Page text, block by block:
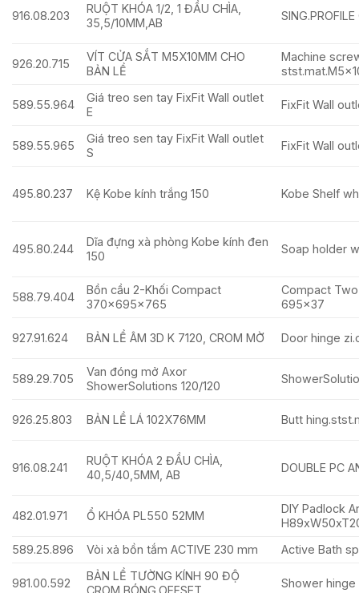
916.08.203
RUỘT KHÓA 1/2, 1 ĐẦU CHÌA,
35,5/10MM,AB
926.20.715
VÍT CỬA SẮT M5X10MM CHO
BẢN LỀ
Machine
589.55.964
Giá treo sen tay FixFit Wall outlet
E
FixFit Wall
589.55.965
Giá treo sen tay FixFit Wall outlet
S
FixFit Wall
495.80.237 Kệ Kobe kính trắng 150 Kobe Shelf
495.80.244
Dĩa đựng xà phòng Kobe kính đen
150
Soap holder
588.79.404
Bồn cầu 2-Khối Compact
370x695x765
Compact
695×37
927.91.624 BẢN LỀ ÂM 3D K 7120, CROM MỜ Door hinge
589.29.705
Van đóng mở Axor
ShowerSolutions 120/120
926.25.803 BẢN LỀ LÁ 102X76MM Butt
916.08.241
RUỘT KHÓA 2 ĐẦU CHÌA,
40,5/40,5MM, AB
DOUBLE PC
482.01.971 Ổ KHÓA PL550 52MM
DIY Padlock
589.25.896
Vòi xả bồn tắm ACTIVE 230 mm Active Bath
981.00.592
BẢN LỀ TƯỜNG KÍNH 90 ĐỘ
CROM BÓNG,OFFSET
Shower